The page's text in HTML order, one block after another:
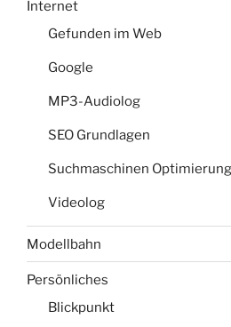
Internet
Gefunden im Web
Google
MP3-Audiolog
SEO Grundlagen
Suchmaschinen Optimierung
Videolog
Modellbahn
Persönliches
Blickpunkt